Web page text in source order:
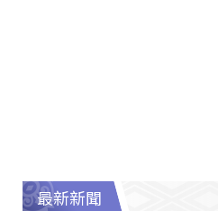
最新新聞